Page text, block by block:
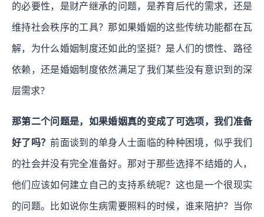
的必要性，是财产继承的问题，是养育后代的需求，还是
维持社会秩序的工具？那如果婚姻的这些传统功能都在瓦
解，为什么婚姻制度还如此的坚挺？是人们的惯性、路径
依赖，还是婚姻制度依然满足了我们某些没有意识到的深
层需求？
那第二个问题是，如果婚姻真的变成了可选项，我们准备
好了吗？前面谈到的单身人士面临的种种困境，似乎我们
的社会并没有完全准备好。那对于那些选择不结婚的人，
他们应该如何建立自己的支持系统呢？这也是一个很现实
的问题。比如说你生病需要照料的时候，谁来陪护？当你